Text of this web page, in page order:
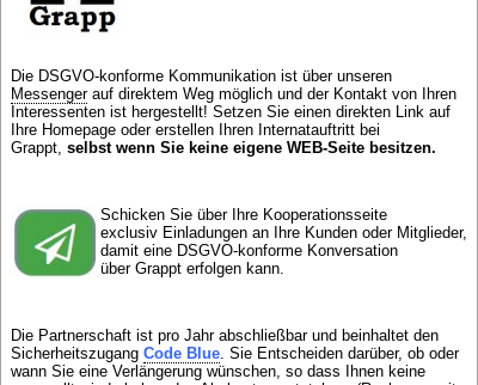
Die DSGVO-konforme Kommunikation ist über unseren
Messengerauf direktem Weg möglich und der Kontakt von Ihren
Interessenten ist hergestellt! Setzen Sie einen direkten Link auf
Ihre Homepage oder erstellen Ihren Internatauftritt bei
Grappt, selbst wenn Sie keine eigene WEB-Seite besitzen.
Schicken Sie über Ihre Kooperationsseite
exclusiv Einladungen an Ihre Kunden oder Mitglieder,
damit eine DSGVO-konforme Konversation
über Grappt erfolgen kann.
Die Partnerschaft ist pro Jahr abschließbar und beinhaltet den
Sicherheitszugang Code Blue. Sie Entscheiden darüber, ob oder
wann Sie eine Verlängerung wünschen, so dass Ihnen keine